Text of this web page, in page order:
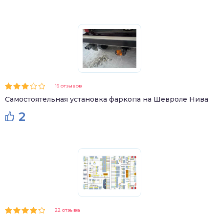
16 отзывов
Самостоятельная установка фаркопа на Шевроле Нива
2
22 отзыва